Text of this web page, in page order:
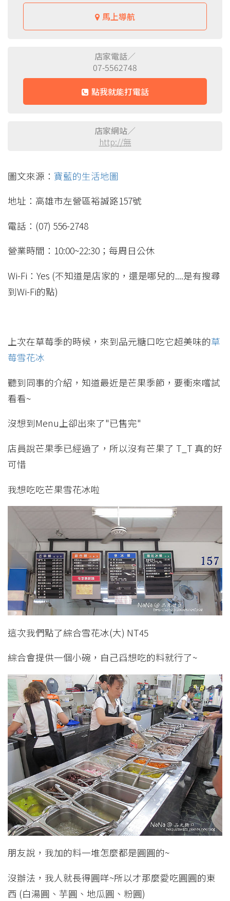
馬上導航
店家電話／
07-5562748
點我就能打電話
店家網站／
http://無
圖文來源： 寶藍的生活地圖
地址：高雄市左營區裕誠路157號
電話：(07) 556-2748
營業時間：10:00~22:30；每周日公休
Wi-Fi：Yes (不知道是店家的，還是哪兒的....是有搜尋
到Wi-Fi的點)
上次在草莓季的時候，來到品元糖口吃它超美味的草
莓雪花冰
聽到同事的介紹，知道最近是芒果季節，要衝來嚐試
看看~
沒想到Menu上卻出來了"已售完"
店員說芒果季已經過了，所以沒有芒果了 T_T 真的好
可惜
我想吃吃芒果雪花冰啦
這次我們點了綜合雪花冰(大) NT45
綜合會提供一個小碗，自己舀想吃的料就行了~
朋友說，我加的料一堆怎麼都是圓圓的~
沒辦法，我人就長得圓咩~所以才那麼愛吃圓圓的東
西 (白湯圓、芋圓、地瓜圓、粉圓)